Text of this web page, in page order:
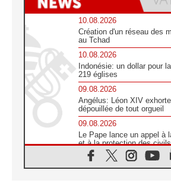
10.08.2026
Création d'un réseau des
au Tchad
10.08.2026
Indonésie: un dollar pour
219 églises
09.08.2026
Angélus: Léon XIV
dépouillée de tout orgueil
09.08.2026
Le Pape lance un appel à
et à la protection des civils
09.08.2026
Déclaration d'Addis-